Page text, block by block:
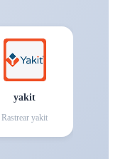
yakit
Rastrear yakit